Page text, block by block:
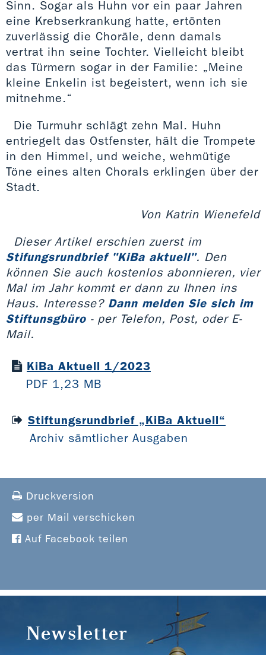
Sinn. Sogar als Huhn vor ein paar Jahren
eine Krebserkrankung hatte, ertönten
zuverlässig die Choräle, denn damals
vertrat ihn seine Tochter. Vielleicht bleibt
das Türmern sogar in der Familie: „Meine
kleine Enkelin ist begeistert, wenn ich sie
mitnehme.“
Die Turmuhr schlägt zehn Mal. Huhn
entriegelt das Ostfenster, hält die Trompete
in den Himmel, und weiche, wehmütige
Töne eines alten Chorals erklingen über der
Stadt.
Von Katrin Wienefeld
Dieser Artikel erschien zuerst im
Stifungsrundbrief "KiBa aktuell". Den
können Sie auch kostenlos abonnieren, vier
Mal im Jahr kommt er dann zu Ihnen ins
Haus. Interesse? Dann melden Sie sich im
Stiftunsgbüro - per Telefon, Post, oder E-
Mail.
KiBa Aktuell 1/2023
PDF 1,23 MB
Stiftungsrundbrief „KiBa Aktuell“
Archiv sämtlicher Ausgaben
Druckversion
per Mail verschicken
Auf Facebook teilen
Newsletter